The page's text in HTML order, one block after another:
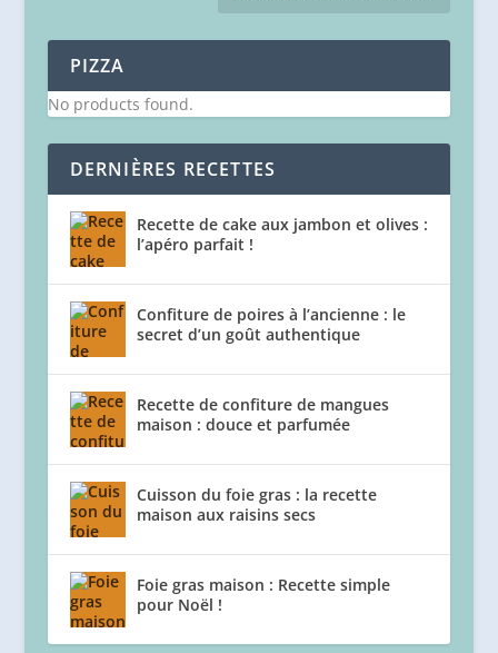
PIZZA
No products found.
DERNIÈRES RECETTES
Recette de cake aux jambon et olives :
l’apéro parfait !
Confiture de poires à l’ancienne : le
secret d’un goût authentique
Recette de confiture de mangues
maison : douce et parfumée
Cuisson du foie gras : la recette
maison aux raisins secs
Foie gras maison : Recette simple
pour Noël !